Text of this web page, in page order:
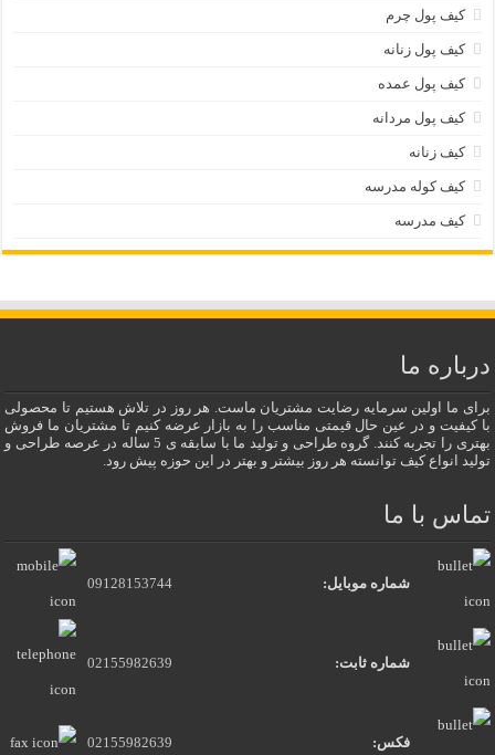
کیف پول چرم
کیف پول زنانه
کیف پول عمده
کیف پول مردانه
کیف زنانه
کیف کوله مدرسه
کیف مدرسه
درباره ما
برای ما اولین سرمایه رضایت مشتریان ماست. هر روز در تلاش هستیم تا محصولی
با کیفیت و در عین حال قیمتی مناسب را به بازار عرضه کنیم تا مشتریان ما فروش
بهتری را تجربه کنند. گروه طراحی و تولید ما با سابقه ی 5 ساله در عرصه طراحی و
تولید انواع کیف توانسته هر روز بیشتر و بهتر در این حوزه پیش رود.
تماس با ما
شماره موبایل: 09128153744
شماره ثابت: 02155982639
فکس: 02155982639